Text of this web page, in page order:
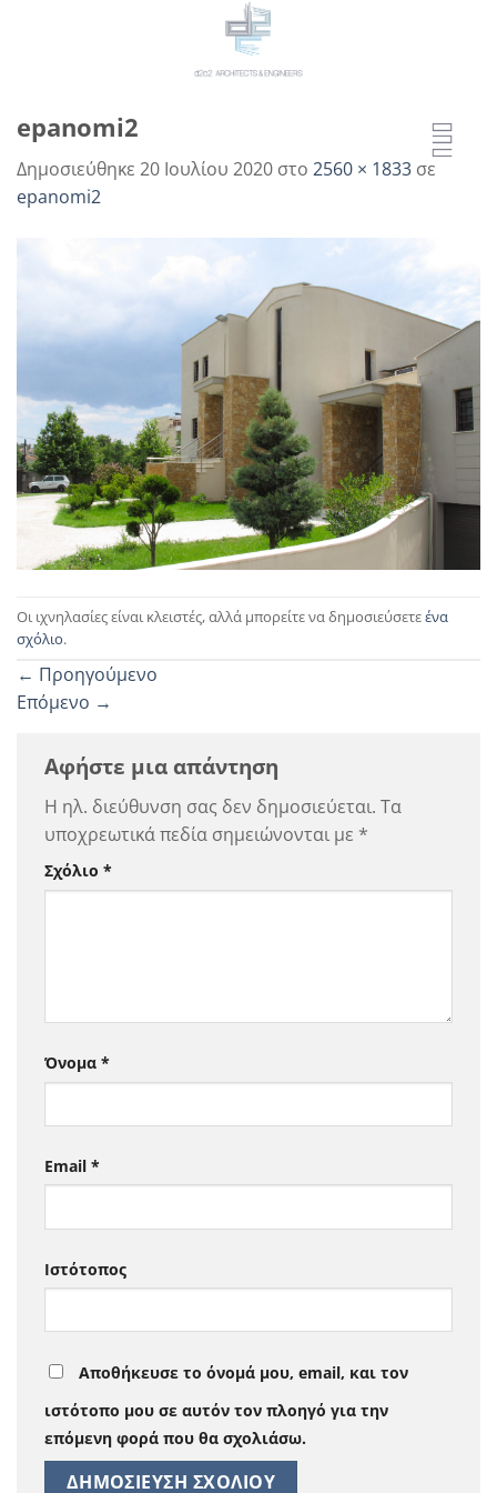
epanomi2
Δημοσιεύθηκε 20 Ιουλίου 2020 στο 2560 × 1833 σε
epanomi2
Οι ιχνηλασίες είναι κλειστές, αλλά μπορείτε να δημοσιεύσετεένα
σχόλιο.
← Προηγούμενο
Επόμενο →
Αφήστε μια απάντηση
Η ηλ. διεύθυνση σας δεν δημοσιεύεται. Τα
υποχρεωτικά πεδία σημειώνονται με *
Σχόλιο *
Όνομα *
Email *
Ιστότοπος
Αποθήκευσε το όνομά μου, email, και τον
ιστότοπο μου σε αυτόν τον πλοηγό για την
επόμενη φορά που θα σχολιάσω.